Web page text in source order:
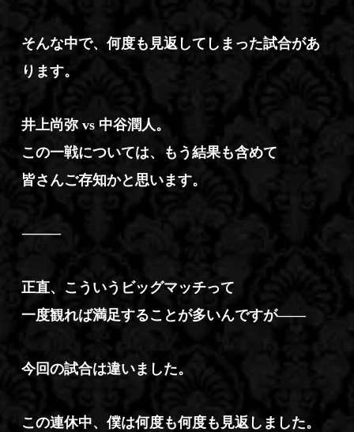
そんな中で、何度も見返してしまった試合があ
ります。
井上尚弥 vs 中谷潤人。
この一戦については、もう結果も含めて
皆さんご存知かと思います。
⸻
正直、こういうビッグマッチって
一度観れば満足することが多いんですが――
今回の試合は違いました。
この連休中、僕は何度も何度も見返しました。